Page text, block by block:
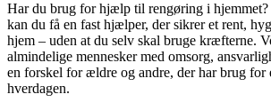
Har du brug for hjælp til rengøring i
kan du få en fast hjælper, der sikrer et rent,
hjem – uden at du selv skal bruge kræfterne.
almindelige mennesker med omsorg,
en forskel for ældre og andre, der har brug for
hverdagen.